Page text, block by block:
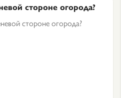
стороне огорода?
стороне огорода?